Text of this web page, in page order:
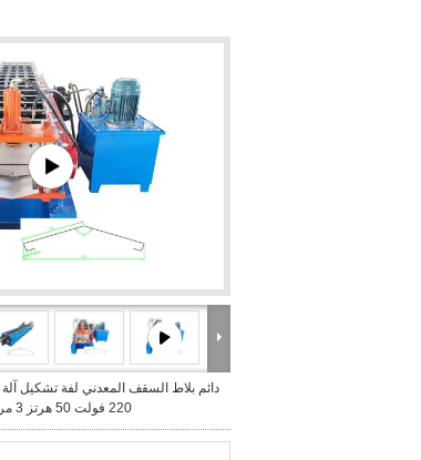
دائم بلاط السقف المعدني لفة تشكيل آلة
220 فولت 50 هرتز 3 مراحل / حسب الطلب